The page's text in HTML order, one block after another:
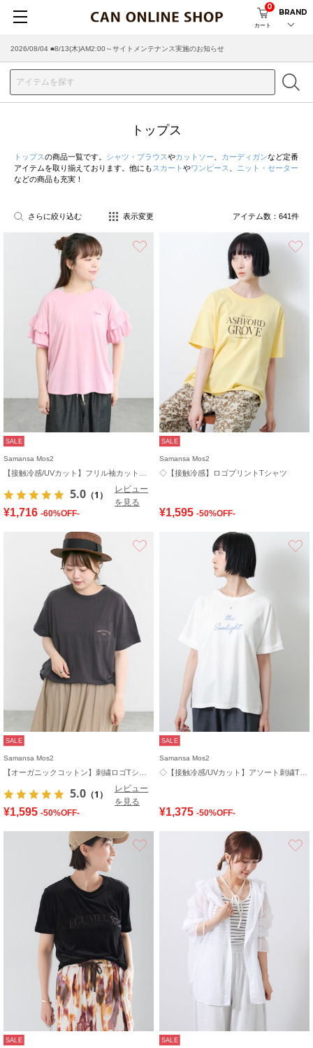
カート
0
BRAND
2026/07/29 ■【お知らせ】ヤマト運輸の配送遅延・停止について
トップス
トップスの商品一覧です。 シャツ・ブラウスやカットソー カーディガンなど定番
アイテムを取り揃えております。他にも スカート やワンピース
ニット・セーター
などの商品も充実！
さらに絞り込む 表示変更 アイテム数： 641件
SALE
Samansa Mos2
5.0 （1）
レビュー
を見る
¥1,716 -60%OFF-
SALE
Samansa Mos2
◇【接触冷感】ロゴプリントTシャツ
¥1,595 -50%OFF-
SALE
Samansa Mos2
5.0 （1）
レビュー
を見る
¥1,595 -50%OFF-
SALE
Samansa Mos2
¥1,375 -50%OFF-
SALE SALE